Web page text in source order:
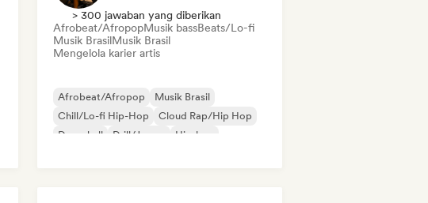
> 300 jawaban yang diberikan
Afrobeat/AfropopMusik bassBeats/Lo-fi
Musik BrasilMusik Brasil
Mengelola karier artis
Afrobeat/Afropop
Musik Brasil
Chill/Lo-fi Hip-Hop
Cloud Rap/Hip Hop
Dancehall
Drill/Jersey
Hip-hop